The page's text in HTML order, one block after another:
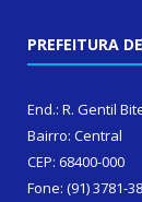
PREFEITURA
End.: R. Gentil
Bairro: Central
CEP: 68400-000
Fone: (91) 3781-